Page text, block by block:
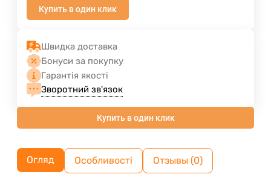
Купить в один клик
Швидка доставка
Бонуси за покупку
Гарантія якості
Зворотний зв'язок
Купить в один клик
Огляд Особливості Отзывы (0)